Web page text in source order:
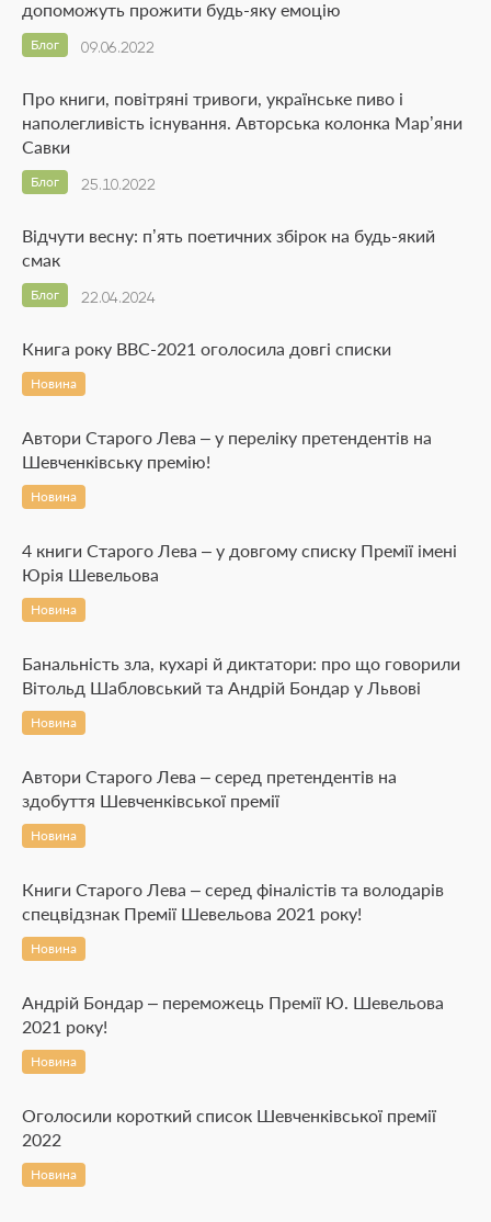
допоможуть прожити будь-яку емоцію
09.06.2022
Блог
Про книги, повітряні тривоги, українське пиво і
наполегливість існування. Авторська колонка Мар’яни
Савки
25.10.2022
Блог
Відчути весну: п’ять поетичних збірок на будь-який
смак
22.04.2024
Блог
Книга року BBC-2021 оголосила довгі списки
Новина
Автори Старого Лева – у переліку претендентів на
Шевченківську премію!
Новина
4 книги Старого Лева – у довгому списку Премії імені
Юрія Шевельова
Новина
Банальність зла, кухарі й диктатори: про що говорили
Вітольд Шабловський та Андрій Бондар у Львові
Новина
Автори Старого Лева – серед претендентів на
здобуття Шевченківської премії
Новина
Книги Старого Лева – серед фіналістів та володарів
спецвідзнак Премії Шевельова 2021 року!
Новина
Андрій Бондар – переможець Премії Ю. Шевельова
2021 року!
Новина
Оголосили короткий список Шевченківської премії
2022
Новина